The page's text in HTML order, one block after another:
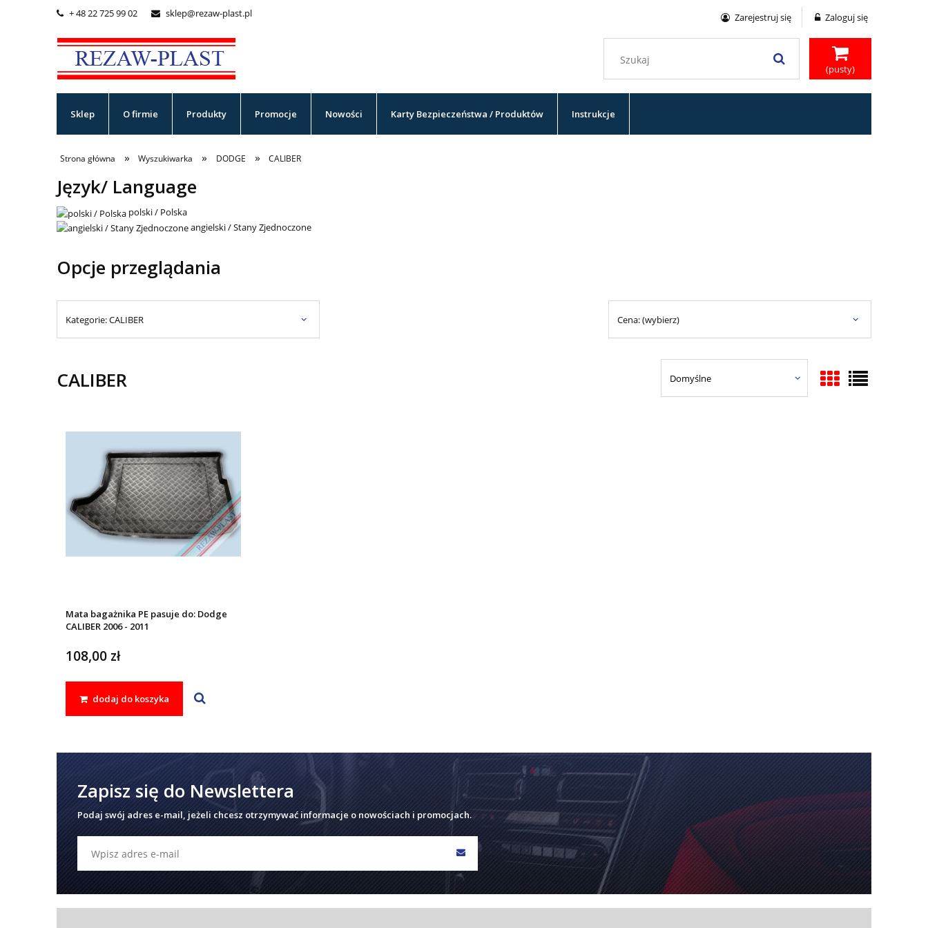
 + 48 22 725 99 02  sklep@rezaw-plast.pl Zarejestruj się Zaloguj się
(pusty)
Sklep O firmie Produkty Promocje Nowości Karty Bezpieczeństwa / Produktów Instrukcje
Strona główna » Wyszukiwarka » DODGE » CALIBER
Język/ Language
polski / Polska
angielski / Stany Zjednoczone
Opcje przeglądania
Kategorie: CALIBER Cena: (wybierz)
CALIBER
Mata bagażnika PE pasuje do: Dodge
CALIBER 2006 - 2011
108,00 zł
dodaj do koszyka
Zapisz się do Newslettera
Podaj swój adres e-mail, jeżeli chcesz otrzymywać informacje o nowościach i promocjach.